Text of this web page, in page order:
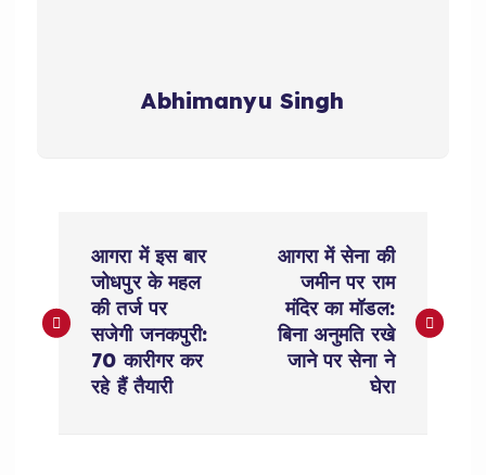
Abhimanyu Singh
s
आगरा में इस बार
जोधपुर के महल
की तर्ज पर
सजेगी जनकपुरी:
70 कारीगर कर
रहे हैं तैयारी
आगरा में सेना की
जमीन पर राम
मंदिर का मॉडल:
बिना अनुमति रखे
जाने पर सेना ने
घेरा